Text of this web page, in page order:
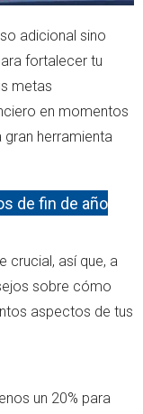
adicional sino
fortalecer tu
metas
en momentos
gran herramienta
de fin de año
crucial, así que, a
sobre cómo
aspectos de tus
un 20% para